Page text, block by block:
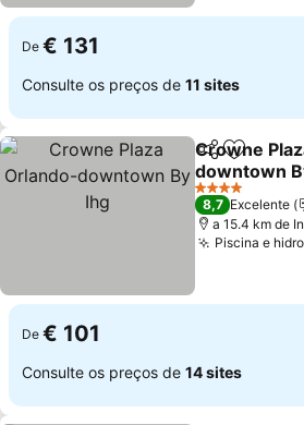
De € 131
Consulte os preços de 11 sites
Partilhar
Crowne
downtown
4 Estrelas
8,7 Excelente
a 15.4 km de
Piscina e
De € 101
Consulte os preços de 14 sites